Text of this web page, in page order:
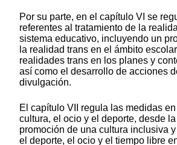
Por su parte, en el capítulo VI se
referentes al tratamiento de la
sistema educativo, incluyendo un
la realidad trans en el ámbito
realidades trans en los planes y
así como el desarrollo de acciones
divulgación.
El capítulo VII regula las medidas
cultura, el ocio y el deporte, desde
promoción de una cultura inclusiva
el deporte, el ocio y el tiempo libre